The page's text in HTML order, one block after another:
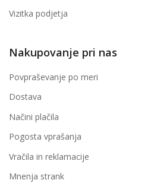
Vizitka podjetja
Nakupovanje pri nas
Povpraševanje po meri
Dostava
Načini plačila
Pogosta vprašanja
Vračila in reklamacije
Mnenja strank